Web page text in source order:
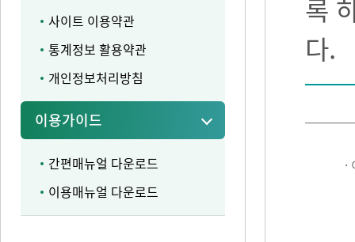
사이트 이용약관
통계정보 활용약관
개인정보처리방침
이용가이드
간편매뉴얼 다운로드
이용매뉴얼 다운로드
록
다.
·